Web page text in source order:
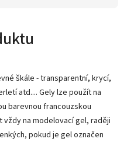
škále - transparentní, krycí,
atd.... Gely lze použít na
barevnou francouzskou
vždy na modelovací gel, raději
pokud je gel označen